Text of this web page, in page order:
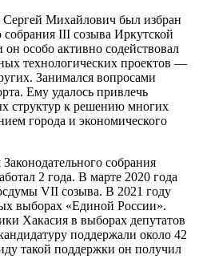
Сергей Михайлович был избран
собрания III созыва Иркутской
особо активно содействовал
технологических проектов —
Занимался вопросами
Ему удалось привлечь
структур к решению многих
города и экономического
собрания
2 года. В марте 2020 года
VII созыва. В 2021 году
выборах «Единой России».
Хакасия в выборах депутатов
поддержали около 42
такой поддержки он получил